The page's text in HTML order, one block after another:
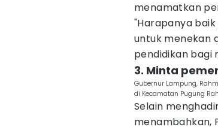
menamatkan
"Harapanya
untuk menekan
pendidikan bagi
3. Minta
Gubernur Lampung,
di Kecamatan Pugung
Selain
menambahkan,